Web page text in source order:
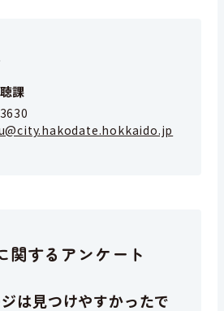
課
関するアンケート